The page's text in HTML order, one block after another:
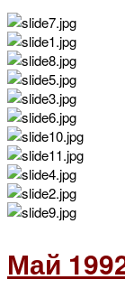
Май